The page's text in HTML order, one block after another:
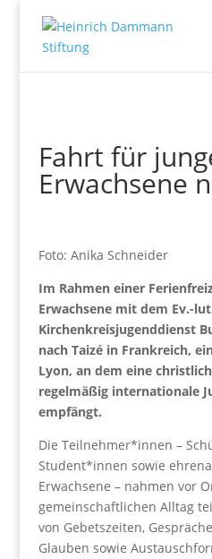
Fahrt für
Erwachsene
Foto: Anika Schneider
Im Rahmen einer
Erwachsene mit dem Ev.-
Kirchenkreisjugenddienst
nach Taizé in Frankreich,
Lyon, an dem eine
regelmäßig internationale
empfängt.
Die Teilnehmer*innen –
Student*innen sowie
Erwachsene – nahmen vor
gemeinschaftlichen Alltag
von Gebetszeiten,
Glauben sowie